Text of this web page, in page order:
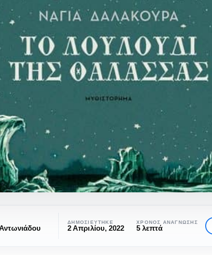
ΔΗΜΟΣΙΕΎΤΗΚΕ
2 Απριλίου, 2022
ΧΡΌΝΟΣ ΑΝΆΓΝΩΣΗΣ
5 λεπτά